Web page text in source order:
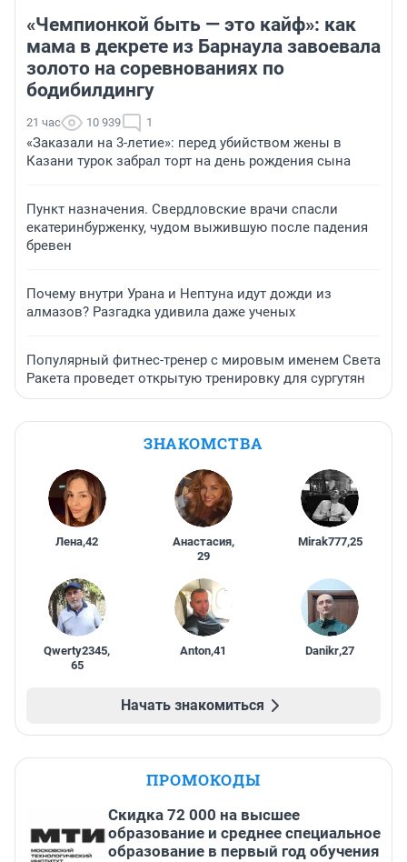
«Чемпионкой быть — это кайф»: как
мама в декрете из Барнаула завоевала
золото на соревнованиях по
бодибилдингу
21 час 10 939 1
«Заказали на 3-летие»: перед убийством жены в
Казани турок забрал торт на день рождения сына
Пункт назначения. Свердловские врачи спасли
екатеринбурженку, чудом выжившую после падения
бревен
Почему внутри Урана и Нептуна идут дожди из
алмазов? Разгадка удивила даже ученых
Популярный фитнес-тренер с мировым именем Света
Ракета проведет открытую тренировку для сургутян
ЗНАКОМСТВА
Лена,42 Анастасия,
29
Mirak777,25
Qwerty2345,
65
Anton,41 Danikr,27
Начать знакомиться
ПРОМОКОДЫ
Скидка 72 000 на высшее
образование и среднее специальное
образование в первый год обучения